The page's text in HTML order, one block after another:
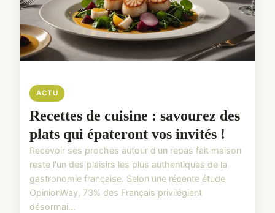
ACTU
Recettes de cuisine : savourez des
plats qui épateront vos invités !
Recevoir ses proches autour d'un repas fait maison
reste l'un des plaisirs les plus authentiques de la
gastronomie française. Selon une récente étude
OpinionWay, 73% des Français privilégient
désormai...